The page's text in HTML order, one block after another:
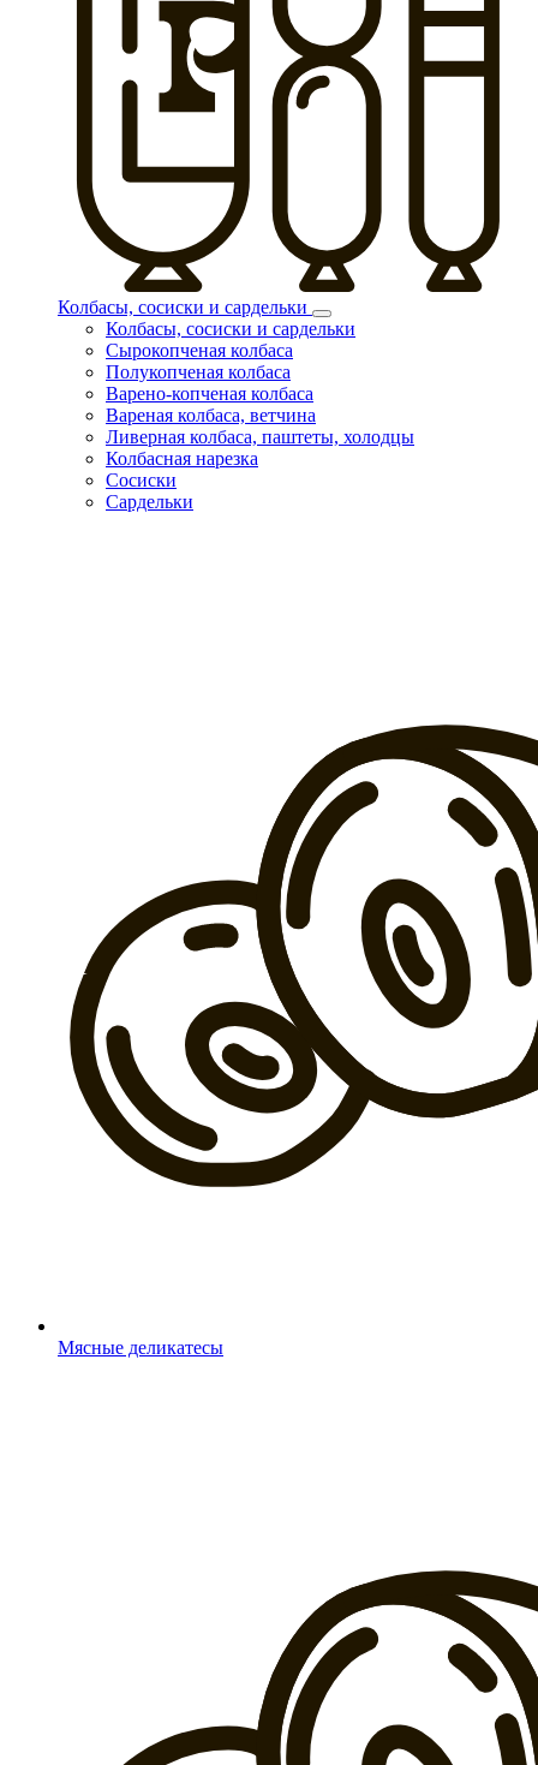
Колбасы, сосиски и сардельки
Колбасы, сосиски и сардельки
Сырокопченая колбаса
Полукопченая колбаса
Варено-копченая колбаса
Вареная колбаса, ветчина
Ливерная колбаса, паштеты, холодцы
Колбасная нарезка
Сосиски
Сардельки
Мясные деликатесы